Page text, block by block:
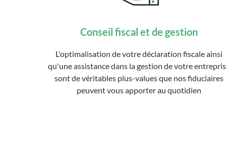
Conseil fiscal et de gestion
L'optimalisation de votre déclaration fiscale ainsi
qu'une assistance dans la gestion de votre
sont de véritables plus-values que nos fiduciaires
peuvent vous apporter au quotidien